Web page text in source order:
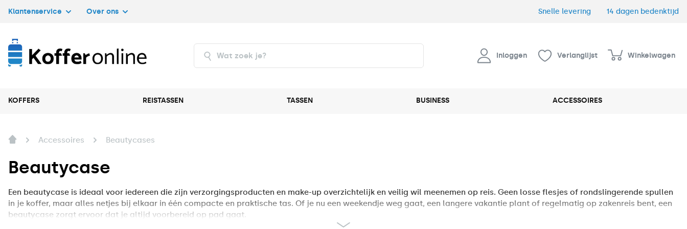
Klantenservice Over ons Snelle levering 14 dagen bedenktijd
Inloggen Verlanglijst Winkelwagen
KOFFERS REISTASSEN TASSEN BUSINESS ACCESSOIRES
Accessoires Beautycases
Beautycase
Een beautycase is ideaal voor iedereen die zijn verzorgingsproducten en make-up overzichtelijk en veilig wil meenemen op reis. Geen losse flesjes of rondslingerende spullen
in je koffer, maar alles netjes bij elkaar in één compacte en praktische tas. Of je nu een weekendje weg gaat, een langere vakantie plant of regelmatig op zakenreis bent, een
beautycase zorgt ervoor dat je altijd voorbereid op pad gaat.